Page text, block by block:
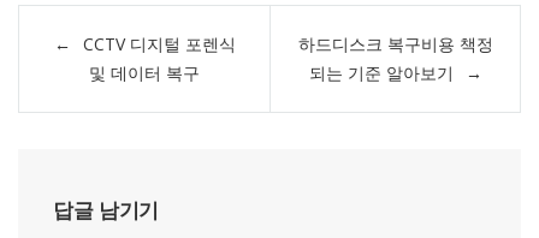
비
CCTV 디지털 포렌식
및 데이터 복구
하드디스크 복구비용 책정
되는 기준 알아보기
답글 남기기